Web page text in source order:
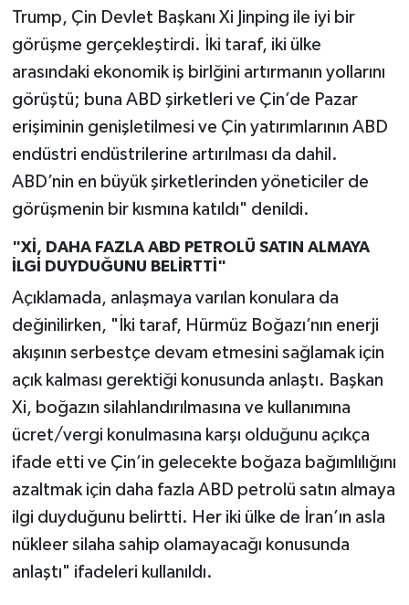
Trump, Çin Devlet Başkanı Xi Jinping ile iyi bir
görüşme gerçekleştirdi. İki taraf, iki ülke
arasındaki ekonomik iş birlğini artırmanın yollarını
görüştü; buna ABD şirketleri ve Çin’de Pazar
erişiminin genişletilmesi ve Çin yatırımlarının ABD
endüstri endüstrilerine artırılması da dahil.
ABD’nin en büyük şirketlerinden yöneticiler de
görüşmenin bir kısmına katıldı" denildi.
"Xİ, DAHA FAZLA ABD PETROLÜ SATIN ALMAYA
İLGİ DUYDUĞUNU BELİRTTİ"
Açıklamada, anlaşmaya varılan konulara da
değinilirken, "İki taraf, Hürmüz Boğazı’nın enerji
akışının serbestçe devam etmesini sağlamak için
açık kalması gerektiği konusunda anlaştı. Başkan
Xi, boğazın silahlandırılmasına ve kullanımına
ücret/vergi konulmasına karşı olduğunu açıkça
ifade etti ve Çin’in gelecekte boğaza bağımlılığını
azaltmak için daha fazla ABD petrolü satın almaya
ilgi duyduğunu belirtti. Her iki ülke de İran’ın asla
nükleer silaha sahip olamayacağı konusunda
anlaştı" ifadeleri kullanıldı.